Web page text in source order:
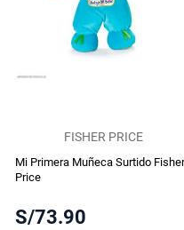
FISHER PRICE
Mi Primera Muñeca Surtido Fisher
Price
S/73.90